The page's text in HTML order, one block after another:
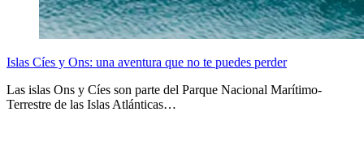
Islas Cíes y Ons: una aventura que no te puedes perder
Las islas Ons y Cíes son parte del Parque Nacional Marítimo-
Terrestre de las Islas Atlánticas…